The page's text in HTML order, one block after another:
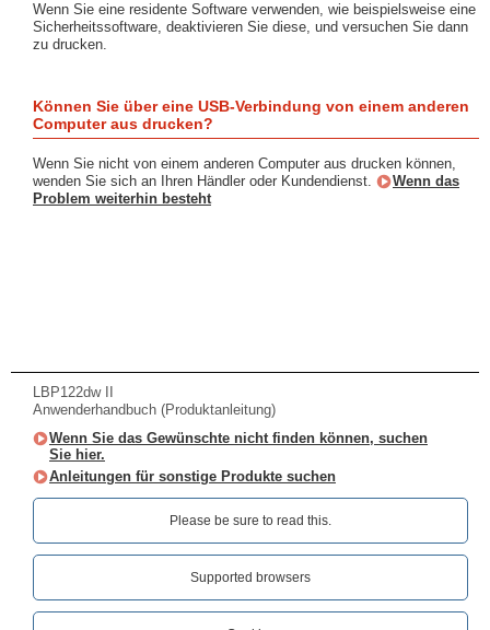
Wenn Sie eine residente Software verwenden, wie beispielsweise eine
Sicherheitssoftware, deaktivieren Sie diese, und versuchen Sie dann
zu drucken.
Können Sie über eine USB-Verbindung von einem anderen
Computer aus drucken?
Wenn Sie nicht von einem anderen Computer aus drucken können,
wenden Sie sich an Ihren Händler oder Kundendienst.
Wenn das
Problem weiterhin besteht
LBP122dw II
Anwenderhandbuch (Produktanleitung)
Wenn Sie das Gewünschte nicht finden können, suchen
Sie hier.
Anleitungen für sonstige Produkte suchen
Please be sure to read this.‎
Supported browsers